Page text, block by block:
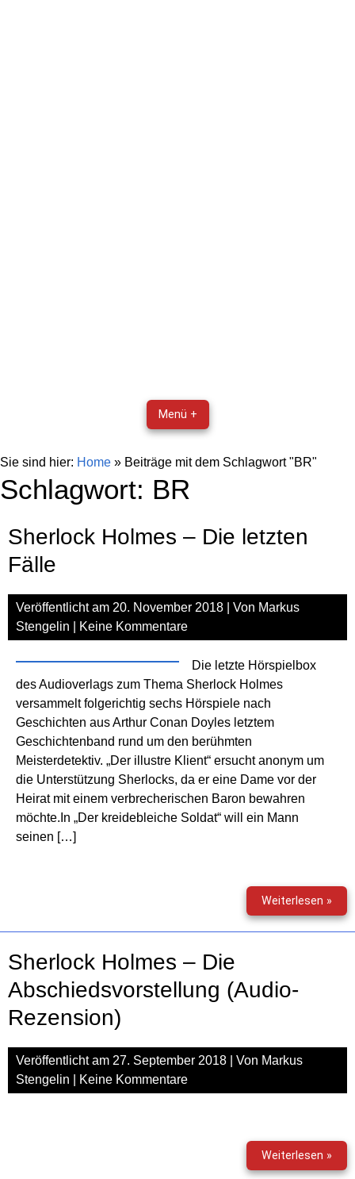
Menü +
Sie sind hier: Home » Beiträge mit dem Schlagwort "BR"
Schlagwort: BR
Sherlock Holmes – Die letzten
Fälle
Veröffentlicht am 20. November 2018 | Von Markus
Stengelin
Keine Kommentare
Die letzte Hörspielbox
des Audioverlags zum Thema Sherlock Holmes
versammelt folgerichtig sechs Hörspiele nach
Geschichten aus Arthur Conan Doyles letztem
Geschichtenband rund um den berühmten
Meisterdetektiv. „Der illustre Klient“ ersucht anonym um
die Unterstützung Sherlocks, da er eine Dame vor der
Heirat mit einem verbrecherischen Baron bewahren
möchte.In „Der kreidebleiche Soldat“ will ein Mann
seinen […]
Weiterlesen »
–
Sherlock Holmes – Die
Abschiedsvorstellung (Audio-
Rezension)
Veröffentlicht am 27. September 2018 | Von Markus
Stengelin
Keine Kommentare
Weiterlesen »